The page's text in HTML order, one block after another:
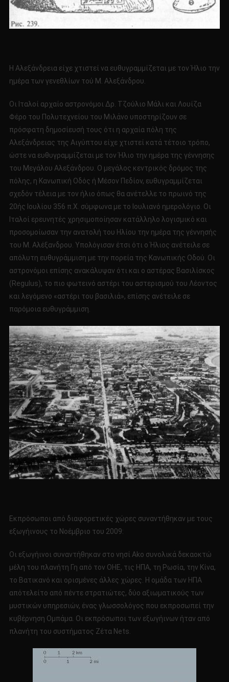
Η Αλεξάνδρεια είχε χτιστεί να ευθυγραμμίζεται με τον Ήλιο την
ημέρα των γενεθλίων τού Μ. Αλεξάνδρου.
Οι Ιταλοί αρχαίο αστρονόμοι Δρ. Τζούλιο Μάλι και Λουίζα
Φέρο του Πολυτεχνείου του Μιλάνο υποστηρίζουν σε
πρόσφατη δημοσίευσή τους ότι η αρχαία πόλη της
Αλεξάνδρειας της Αιγύπτου είχε χτιστεί κατά τέτοιο τρόπο,
ώστε να ευθυγραμμίζεται με τον Ήλιο την ημέρα της γέννησης
του Μεγάλου Αλεξάνδρου. Ο μεγάλος κεντρικός δρόμος της
πόλης, η Κανωπική Οδός ή Μέσον Πεδίον, ευθυγραμμίζεται
σχεδόν τέλεια με τον ήλιο όπως θα ανέτελλε το πρωινό της
20ής Ιουλίου 356 π.Χ. σύμφωνα με το Ιουλιανό ημερολόγιο. Οι
Ιταλοί ερευνητές χρησιμοποίησαν κατάλληλο λογισμικό και
προσομοίωσαν την ανατολή του Ηλίου την ημέρα της γέννησής
του Μ. Αλέξανδρου. Υπολόγισαν έτσι ότι ο Ήλιος ανέτειλε σε
απόλυτη ευθυγράμμιση με την πορεία της Κανωπικής Οδού. Οι
αστρονόμοι επίσης ανακάλυψαν ότι και ο αστέρας Βασιλίσκος
(Regulus), το πιο φωτεινό αστέρι του αστερισμού του Λέοντος
και λεγόμενο «αστέρι του βασιλιά», επίσης ανέτειλε σε
παρόμοια ευθυγράμμιση.
Εκπρόσωποι από διαφορετικές χώρες συναντήθηκαν με τους
εξωγήινους το Νοέμβριο του 2009:
Οι εξωγήινοι συναντήθηκαν στο νησί Ako συνολικά δεκαοκτώ
μέλη του πλανήτη Γη από τον ΟΗΕ, τις ΗΠΑ, τη Ρωσία, την Κίνα,
το Βατικανό και ορισμένες άλλες χώρες. Η ομάδα των ΗΠΑ
απότελείτο από πέντε στρατιώτες, δύο αξιωματικούς των
μυστικών υπηρεσιών, ένας γλωσσολόγος που εκπροσωπεί την
κυβέρνηση Ομπάμα. Οι εκπρόσωποι των εξωγήινων ήταν από
πλανήτη του συστήματος Ζέτα Nets.